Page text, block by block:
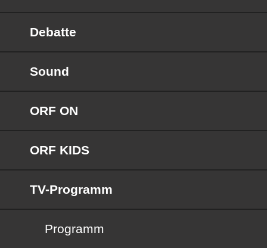
Debatte
Sound
ORF ON
ORF KIDS
TV-Programm
Programm